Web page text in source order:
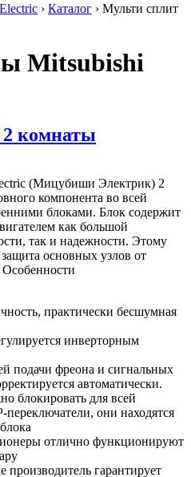
› Каталог › Мульти сплит
Mitsubishi
комнаты
(Мицубиши Электрик) 2
компонента во всей
блоками. Блок содержит
как большой
так и надежности. Этому
основных узлов от
практически бесшумная
инверторным
подачи фреона и сигнальных
автоматически.
блокировать для всей
переключатели, они находятся
отлично функционируют
гарантирует